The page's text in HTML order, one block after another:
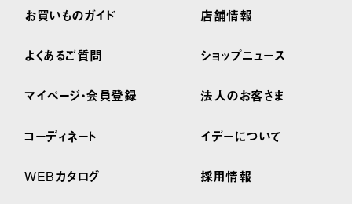
お買いものガイド
よくあるご質問
マイページ・会員登録
コーディネート
WEBカタログ
店舗情報
ショップニュース
法人のお客さま
イデーについて
採用情報